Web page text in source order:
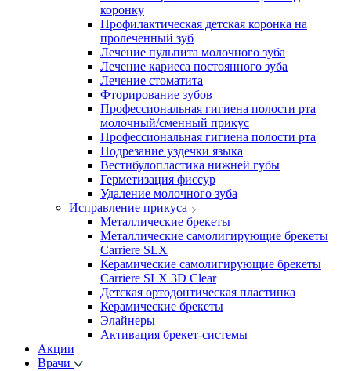
коронку
Профилактическая детская коронка на
пролеченный зуб
Лечение пульпита молочного зуба
Лечение кариеса постоянного зуба
Лечение стоматита
Фторирование зубов
Профессиональная гигиена полости рта
молочный/сменный прикус
Профессиональная гигиена полости рта
Подрезание уздечки языка
Вестибулопластика нижней губы
Герметизация фиссур
Удаление молочного зуба
Исправление прикуса
Металлические брекеты
Металлические самолигирующие брекеты
Carriere SLX
Керамические самолигирующие брекеты
Carriere SLX 3D Clear
Детская ортодонтическая пластинка
Керамические брекеты
Элайнеры
Активация брекет-системы
Акции
Врачи